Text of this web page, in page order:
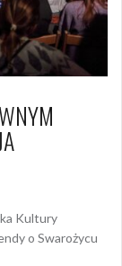
Kultury
o Swarożycu